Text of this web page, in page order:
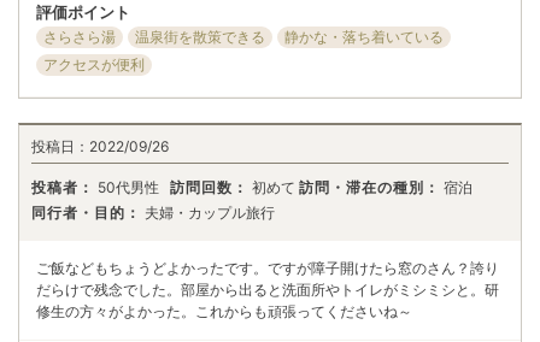
評価ポイント
さらさら湯 温泉街を散策できる
静かな・落ち着いている
アクセスが便利
投稿日： 2022/09/26
投稿者： 50代男性 訪問回数： 初めて 訪問・滞在の種別： 宿泊
同行者・目的： 夫婦・カップル旅行
ご飯などもちょうどよかったです。ですが障子開けたら窓のさん？誇り
だらけで残念でした。部屋から出ると洗面所やトイレがミシミシと。研
修生の方々がよかった。これからも頑張ってくださいね～